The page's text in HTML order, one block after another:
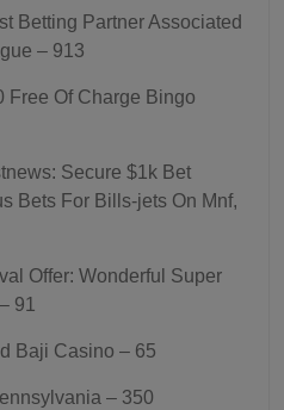
Betting Partner Associated
– 913
Free Of Charge Bingo
Secure $1k Bet
Bets For Bills-jets On Mnf,
Offer: Wonderful Super
91
Baji Casino – 65
– 350